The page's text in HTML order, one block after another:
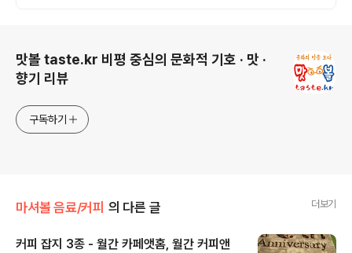
맛볼 taste.kr 비평 중심의 문화적 기호 · 맛 ·
향기 리뷰
구독하기
마셔볼 음료/커피 의 다른 글 더보기
커피 잡지 3종 - 월간 카페앳홈, 월간 커피앤